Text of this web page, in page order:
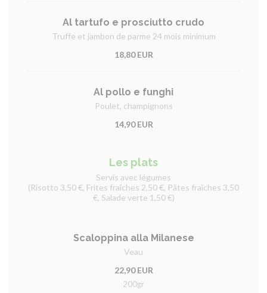
Al tartufo e prosciutto crudo
Truffe et jambon de parme 24 mois minimum
18,80 EUR
Al pollo e funghi
Poulet, champignons
14,90 EUR
Les plats
Servis avec légumes
(Risotto 3,50 €, Frites fraîches 2,50 €, Pâtes fraîches 3,50
€, Salade verte 1,50 €)
Scaloppina alla Milanese
Veau
22,90 EUR
200gr